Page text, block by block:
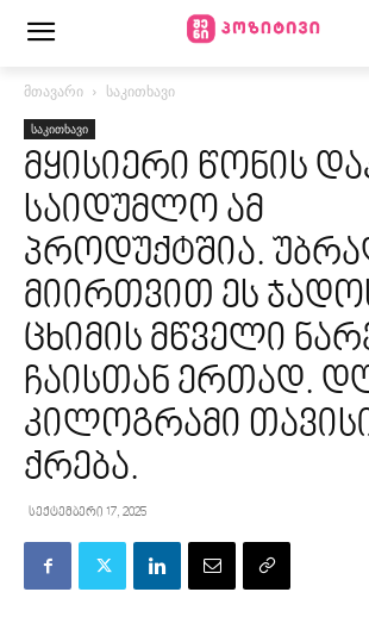
მთავარი საკითხავი
საკითხავი
მყისიერი წონის
საიდუმლო ამ
პროდუქტშია.
მიირთვით ეს
ცხიმის მწველი
ჩაისთან ერთად.
კილოგრამი
ქრება.
სექტემბერი 17, 2025